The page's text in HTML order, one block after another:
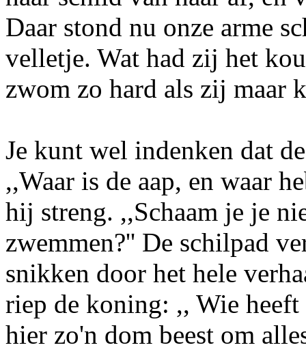
Daar stond nu onze arme
velletje. Wat had zij het
zwom zo hard als zij maar
Je kunt wel indenken dat
,,Waar is de aap, en waar
hij streng. ,,Schaam je je
zwemmen?'' De schilpad
snikken door het hele
riep de koning: ,, Wie
hier zo'n dom beest om